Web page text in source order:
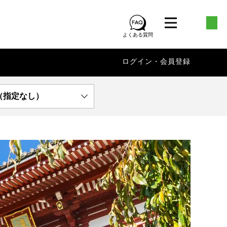
よくある質問
ログイン・会員登録
定なし）